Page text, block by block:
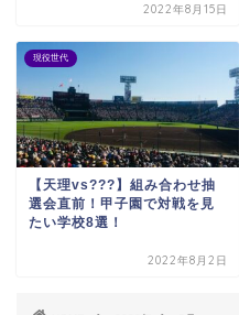
2022年8月15日
現役世代
【天理vs???】組み合わせ抽
選会直前！甲子園で対戦を見
たい学校8選！
2022年8月2日